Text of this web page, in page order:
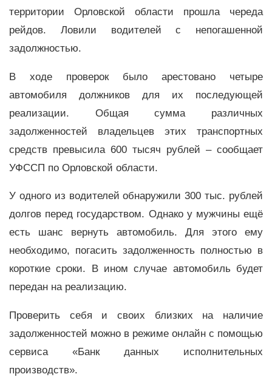
территории Орловской области прошла череда
рейдов. Ловили водителей с непогашенной
задолжностью.
В ходе проверок было арестовано четыре
автомобиля должников для их последующей
реализации. Общая сумма различных
задолженностей владельцев этих транспортных
средств превысила 600 тысяч рублей – сообщает
УФССП по Орловской области.
У одного из водителей обнаружили 300 тыс. рублей
долгов перед государством. Однако у мужчины ещё
есть шанс вернуть автомобиль. Для этого ему
необходимо, погасить задолженность полностью в
короткие сроки. В ином случае автомобиль будет
передан на реализацию.
Проверить себя и своих близких на наличие
задолженностей можно в режиме онлайн с помощью
сервиса «Банк данных исполнительных
производств».